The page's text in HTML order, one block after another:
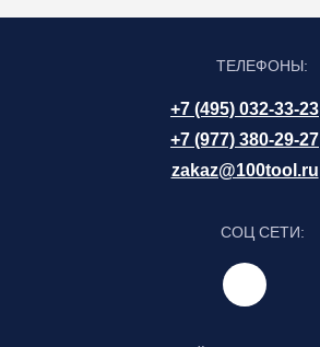
ТЕЛЕФОНЫ:
+7 (495) 032-33-23
+7 (977) 380-29-27
zakaz@100tool.ru
СОЦ СЕТИ: